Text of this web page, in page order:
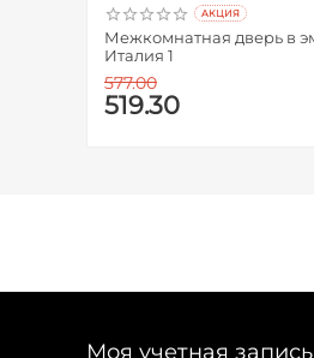
AКЦИЯ
Межкомнатная дверь в эмали
Италия 1
577.00
519.30
Моя учетная запись